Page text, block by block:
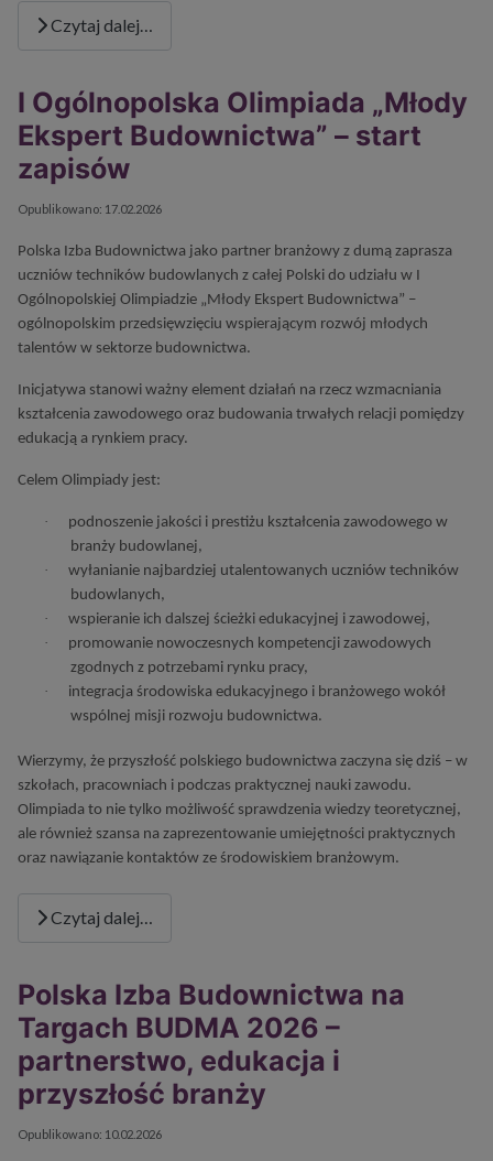
Czytaj dalej…
I Ogólnopolska Olimpiada „Młody
Ekspert Budownictwa” – start
zapisów
Szczegóły
Opublikowano: 17.02.2026
Polska Izba Budownictwa jako partner branżowy z dumą zaprasza
uczniów techników budowlanych z całej Polski do udziału w I
Ogólnopolskiej Olimpiadzie „Młody Ekspert Budownictwa” –
ogólnopolskim przedsięwzięciu wspierającym rozwój młodych
talentów w sektorze budownictwa.
Inicjatywa stanowi ważny element działań na rzecz wzmacniania
kształcenia zawodowego oraz budowania trwałych relacji pomiędzy
edukacją a rynkiem pracy.
Celem Olimpiady jest:
·
podnoszenie jakości i prestiżu kształcenia zawodowego w
branży budowlanej,
·
wyłanianie najbardziej utalentowanych uczniów techników
budowlanych,
·
wspieranie ich dalszej ścieżki edukacyjnej i zawodowej,
·
promowanie nowoczesnych kompetencji zawodowych
zgodnych z potrzebami rynku pracy,
·
integracja środowiska edukacyjnego i branżowego wokół
wspólnej misji rozwoju budownictwa.
Wierzymy, że przyszłość polskiego budownictwa zaczyna się dziś – w
szkołach, pracowniach i podczas praktycznej nauki zawodu.
Olimpiada to nie tylko możliwość sprawdzenia wiedzy teoretycznej,
ale również szansa na zaprezentowanie umiejętności praktycznych
oraz nawiązanie kontaktów ze środowiskiem branżowym.
Czytaj dalej…
Polska Izba Budownictwa na
Targach BUDMA 2026 –
partnerstwo, edukacja i
przyszłość branży
Szczegóły
Opublikowano: 10.02.2026